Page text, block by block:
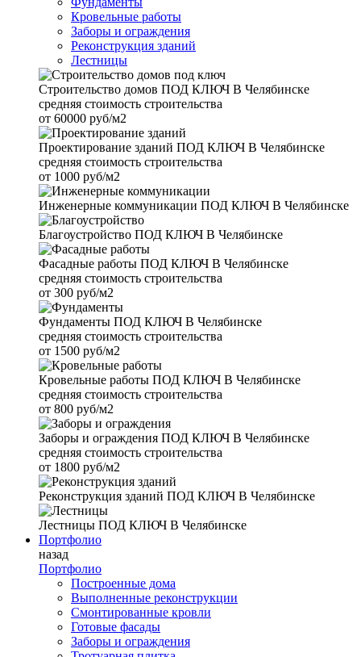
Кровельные работы
Заборы и ограждения
Реконструкция зданий
Лестницы
Строительство домов ПОД КЛЮЧ В Челябинске
средняя стоимость строительства
от 60000 руб/м2
Проектирование зданий ПОД КЛЮЧ В Челябинске
средняя стоимость строительства
от 1000 руб/м2
Инженерные коммуникации ПОД КЛЮЧ В Челябинске
Благоустройство ПОД КЛЮЧ В Челябинске
Фасадные работы ПОД КЛЮЧ В Челябинске
средняя стоимость строительства
от 300 руб/м2
Фундаменты ПОД КЛЮЧ В Челябинске
средняя стоимость строительства
от 1500 руб/м2
Кровельные работы ПОД КЛЮЧ В Челябинске
средняя стоимость строительства
от 800 руб/м2
Заборы и ограждения ПОД КЛЮЧ В Челябинске
средняя стоимость строительства
от 1800 руб/м2
Реконструкция зданий ПОД КЛЮЧ В Челябинске
Лестницы ПОД КЛЮЧ В Челябинске
Портфолио
назад
Портфолио
Построенные дома
Выполненные реконструкции
Смонтированные кровли
Готовые фасады
Заборы и ограждения